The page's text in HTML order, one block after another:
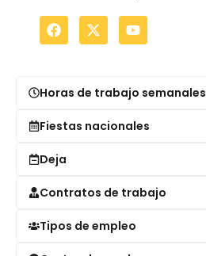
Horas de trabajo semanales
Fiestas nacionales
Deja
Contratos de trabajo
Tipos de empleo